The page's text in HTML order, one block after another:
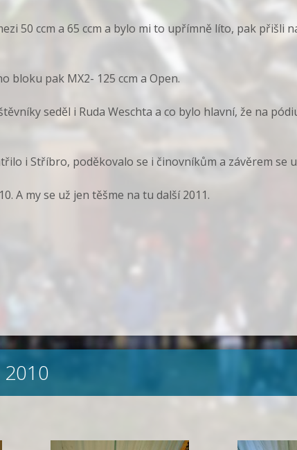
50 ccm a 65 ccm a bylo mi to upřímně líto, pak přišli
bloku pak MX2- 125 ccm a Open.
seděl i Ruda Weschta a co bylo hlavní, že na
i Stříbro, poděkovalo se i činovníkům a závěrem se
A my se už jen těšme na tu další 2011.
2010